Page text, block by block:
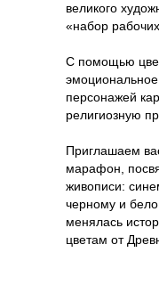
великого
«набор рабочих
С помощью
эмоциональное
персонажей
религиозную
Приглашаем
марафон,
живописи:
черному и
менялась
цветам от